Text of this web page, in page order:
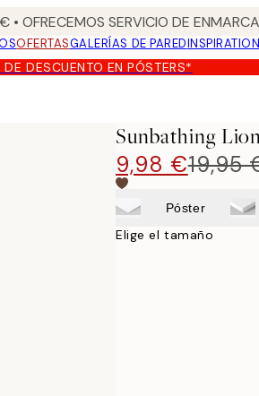
OFRECEMOS SERVICIO DE
OFERTASGALERÍAS DE PARED
DESCUENTO EN PÓSTERS*
Sunbathing
9,98 €19,95
Póster
Elige el tamaño